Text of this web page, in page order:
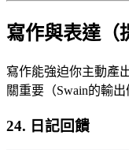
寫作與表達（
寫作能強迫你主動產
關重要（Swain的輸出
24. 日記回饋